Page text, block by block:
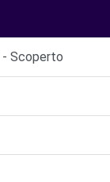
- Scoperto